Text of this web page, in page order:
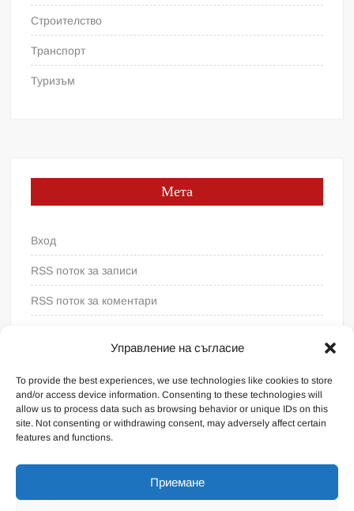
Управление на съгласие
To provide the best experiences, we use technologies like cookies to store
and/or access device information. Consenting to these technologies will
allow us to process data such as browsing behavior or unique IDs on this
site. Not consenting or withdrawing consent, may adversely affect certain
features and functions.
Приемане
Строителство
Транспорт
Туризъм
Мета
Вход
RSS поток за записи
RSS поток за коментари